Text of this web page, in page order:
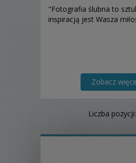
"Fotografia ślubna to
inspiracją jest Wasza
Zobacz
Liczba pozycji: